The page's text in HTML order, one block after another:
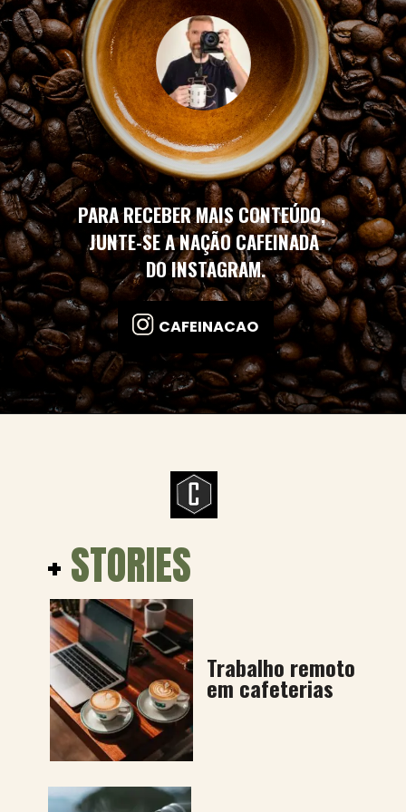
CAFEINACAO
PARA RECEBER MAIS CONTEÚDO,
JUNTE-SE A NAÇÃO CAFEINADA
DO INSTAGRAM.
+STORIES
Trabalho remoto
em cafeterias